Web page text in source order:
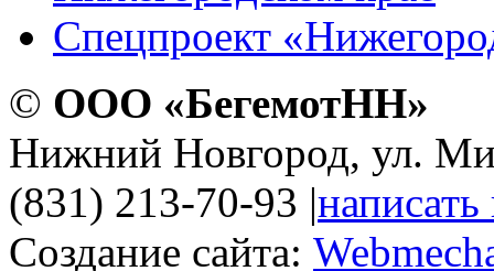
Спецпроект
© ООО «БегемотНН»
Нижний Новгород, ул.
(831) 213-70-93 |
Создание сайта: